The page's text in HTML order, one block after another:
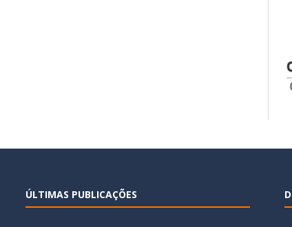
ÚLTIMAS PUBLICAÇÕES